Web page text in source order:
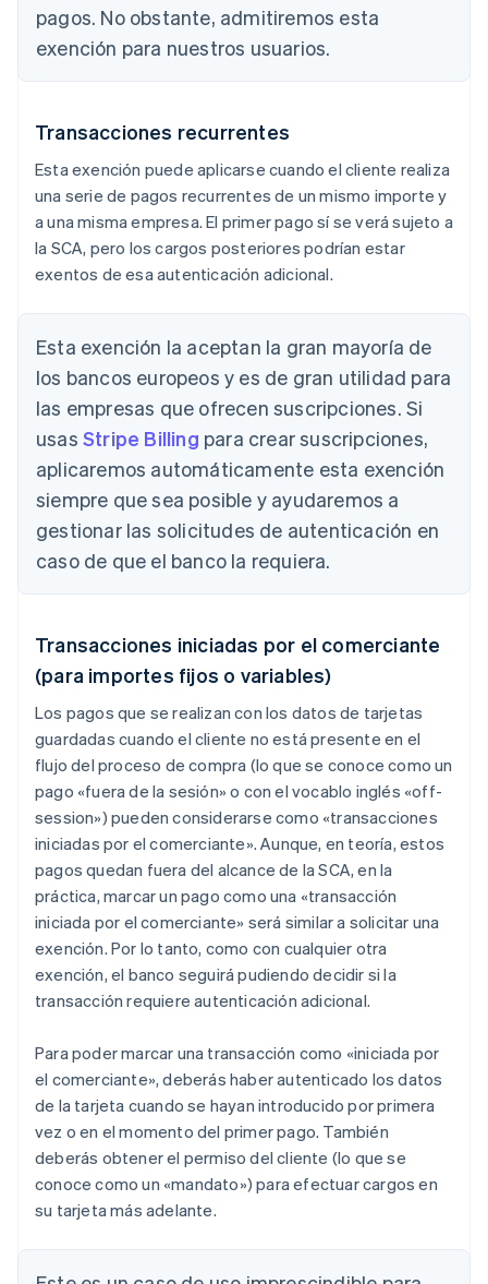
pagos. No obstante, admitiremos esta
exención para nuestros usuarios.
Transacciones recurrentes
Esta exención puede aplicarse cuando el cliente realiza
una serie de pagos recurrentes de un mismo importe y
a una misma empresa. El primer pago sí se verá sujeto a
la SCA, pero los cargos posteriores podrían estar
exentos de esa autenticación adicional.
Esta exención la aceptan la gran mayoría de
los bancos europeos y es de gran utilidad para
las empresas que ofrecen suscripciones. Si
usas Stripe Billing para crear suscripciones,
aplicaremos automáticamente esta exención
siempre que sea posible y ayudaremos a
gestionar las solicitudes de autenticación en
caso de que el banco la requiera.
Transacciones iniciadas por el comerciante
(para importes fijos o variables)
Los pagos que se realizan con los datos de tarjetas
guardadas cuando el cliente no está presente en el
flujo del proceso de compra (lo que se conoce como un
pago «fuera de la sesión» o con el vocablo inglés «off-
session») pueden considerarse como «transacciones
iniciadas por el comerciante». Aunque, en teoría, estos
pagos quedan fuera del alcance de la SCA, en la
práctica, marcar un pago como una «transacción
iniciada por el comerciante» será similar a solicitar una
exención. Por lo tanto, como con cualquier otra
exención, el banco seguirá pudiendo decidir si la
transacción requiere autenticación adicional.
Para poder marcar una transacción como «iniciada por
el comerciante», deberás haber autenticado los datos
de la tarjeta cuando se hayan introducido por primera
vez o en el momento del primer pago. También
deberás obtener el permiso del cliente (lo que se
conoce como un «mandato») para efectuar cargos en
su tarjeta más adelante.